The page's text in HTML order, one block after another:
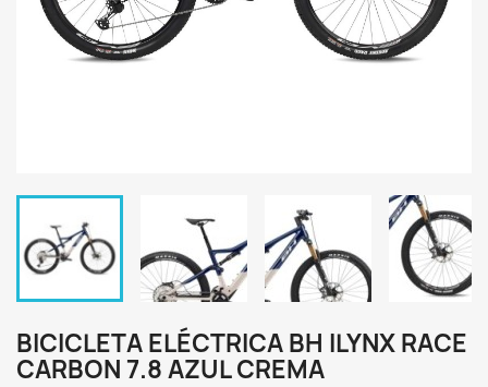
BICICLETA ELÉCTRICA BH ILYNX RACE
CARBON 7.8 AZUL CREMA